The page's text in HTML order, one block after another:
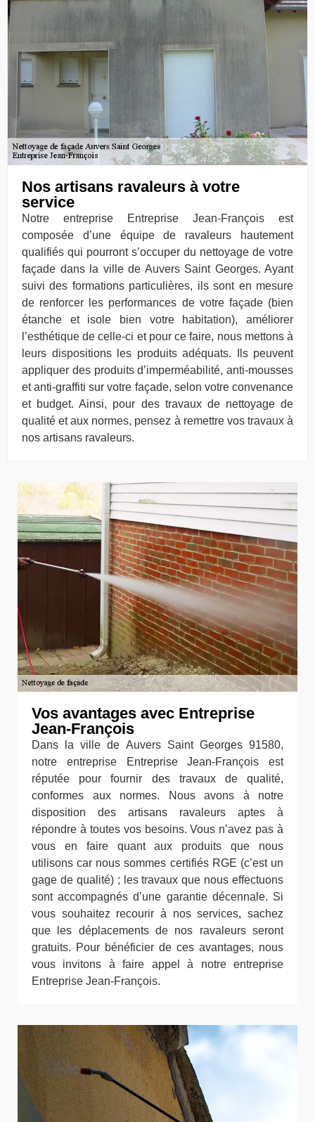
Nos artisans ravaleurs à votre
service
Notre entreprise Entreprise Jean-François est
composée d’une équipe de ravaleurs hautement
qualifiés qui pourront s’occuper du nettoyage de votre
façade dans la ville de Auvers Saint Georges. Ayant
suivi des formations particulières, ils sont en mesure
de renforcer les performances de votre façade (bien
étanche et isole bien votre habitation), améliorer
l’esthétique de celle-ci et pour ce faire, nous mettons à
leurs dispositions les produits adéquats. Ils peuvent
appliquer des produits d’imperméabilité, anti-mousses
et anti-graffiti sur votre façade, selon votre convenance
et budget. Ainsi, pour des travaux de nettoyage de
qualité et aux normes, pensez à remettre vos travaux à
nos artisans ravaleurs.
Vos avantages avec Entreprise
Jean-François
Dans la ville de Auvers Saint Georges 91580,
notre entreprise Entreprise Jean-François est
réputée pour fournir des travaux de qualité,
conformes aux normes. Nous avons à notre
disposition des artisans ravaleurs aptes à
répondre à toutes vos besoins. Vous n’avez pas à
vous en faire quant aux produits que nous
utilisons car nous sommes certifiés RGE (c’est un
gage de qualité) ; les travaux que nous effectuons
sont accompagnés d’une garantie décennale. Si
vous souhaitez recourir à nos services, sachez
que les déplacements de nos ravaleurs seront
gratuits. Pour bénéficier de ces avantages, nous
vous invitons à faire appel à notre entreprise
Entreprise Jean-François.